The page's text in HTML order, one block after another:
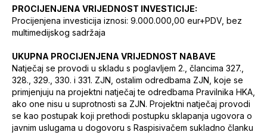
PROCIJENJENA VRIJEDNOST INVESTICIJE:
Procijenjena investicija iznosi: 9.000.000,00 eur+PDV, bez
multimedijskog sadržaja
UKUPNA PROCIJENJENA VRIJEDNOST NABAVE
Natječaj se provodi u skladu s poglavljem 2., člancima 327.,
328., 329., 330. i 331. ZJN, ostalim odredbama ZJN, koje se
primjenjuju na projektni natječaj te odredbama Pravilnika HKA,
ako one nisu u suprotnosti sa ZJN. Projektni natječaj provodi
se kao postupak koji prethodi postupku sklapanja ugovora o
javnim uslugama u dogovoru s Raspisivačem sukladno članku